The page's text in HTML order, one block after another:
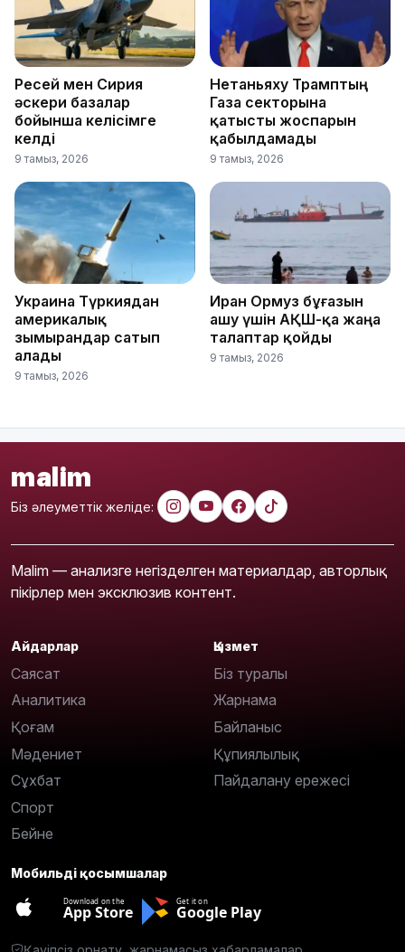
Ресей мен Сирия
әскери базалар
бойынша келісімге
келді
9 тамыз, 2026
Нетаньяху Трамптың
Газа секторына
қатысты жоспарын
қабылдамады
9 тамыз, 2026
Украина Түркиядан
америкалық
зымырандар сатып
алады
9 тамыз, 2026
Иран Ормуз бұғазын
ашу үшін АҚШ-қа жаңа
талаптар қойды
9 тамыз, 2026
malim
Біз әлеуметтік желіде:
Malim — анализге негізделген материалдар, авторлық
пікірлер мен эксклюзив контент.
Айдарлар
Саясат
Аналитика
Қоғам
Мәдениет
Сұхбат
Спорт
Бейне
Қызмет
Біз туралы
Жарнама
Байланыс
Құпиялылық
Пайдалану ережесі
Мобильді қосымшалар
Download on the
App Store
Get it on
Google Play